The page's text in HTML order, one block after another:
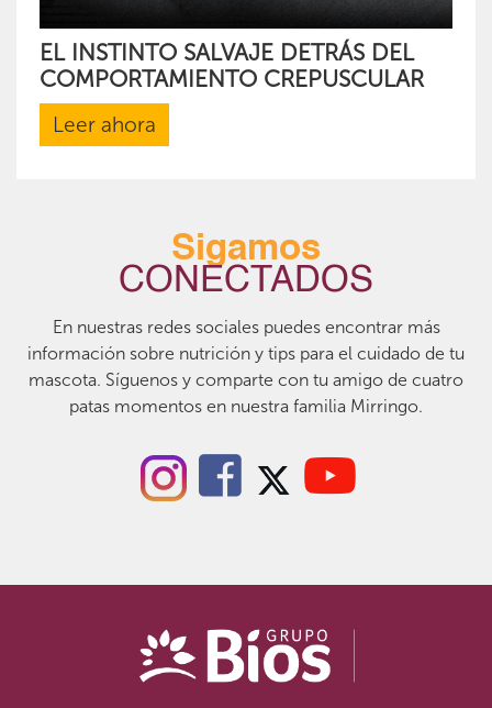
EL INSTINTO SALVAJE DETRÁS DEL
COMPORTAMIENTO CREPUSCULAR
Leer ahora
Sigamos
CONECTADOS
En nuestras redes sociales puedes encontrar más
información sobre nutrición y tips para el cuidado de tu
mascota. Síguenos y comparte con tu amigo de cuatro
patas momentos en nuestra familia Mirringo.